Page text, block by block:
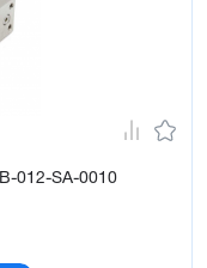
012-SA-0010